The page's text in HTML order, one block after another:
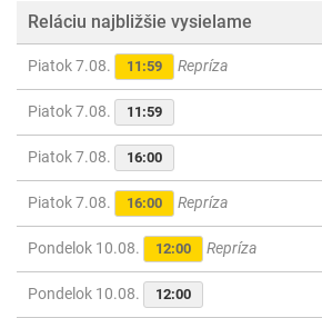
Reláciu najbližšie vysielame
Piatok 7.08. 11:59 Repríza
Piatok 7.08. 11:59
Piatok 7.08. 16:00
Piatok 7.08. 16:00 Repríza
Pondelok 10.08. 12:00 Repríza
Pondelok 10.08. 12:00